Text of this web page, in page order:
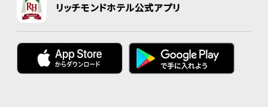
リッチモンドホテル公式アプリ